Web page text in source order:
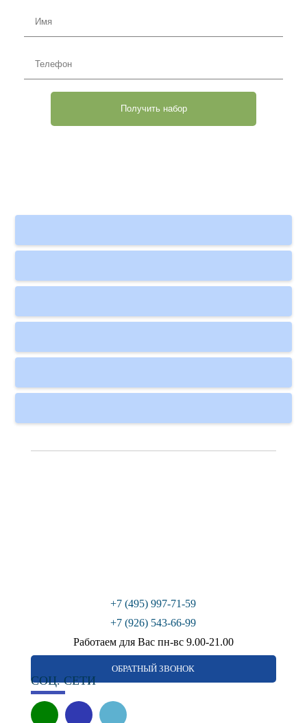
+7 (495) 997-71-59
+7 (926) 543-66-99
Работаем для Вас пн-вс 9.00-21.00
ОБРАТНЫЙ ЗВОНОК
СОЦ. СЕТИ